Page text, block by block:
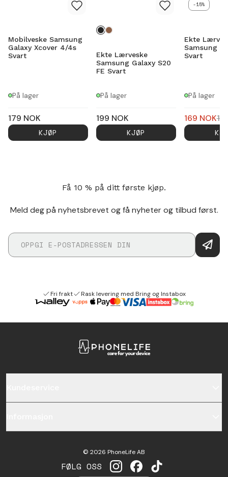
Mobilveske Samsung
Galaxy Xcover 4/4s
Svart
På lager
179 NOK
KJØP
Ekte Lærveske
Samsung Galaxy S20
FE Svart
På lager
199 NOK
KJØP
-15%
Ekte
Samsung
Svart
På lager
169 NOK
Få 10 % på ditt første kjøp.
Meld deg på nyhetsbrevet og få nyheter og tilbud først.
Fri frakt Rask levering med Bring og Instabox
FØLG OSS INSTAGRAM
FACEBOOKTIKTOK
© 2026 PhoneLife AB